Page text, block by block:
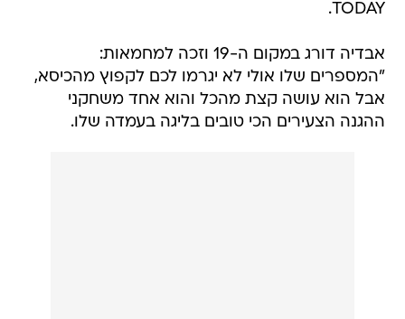
TODAY.
אבדיה דורג במקום ה-19 וזכה למחמאות:
"המספרים שלו אולי לא יגרמו לכם לקפוץ מהכיסא,
אבל הוא עושה קצת מהכל והוא אחד משחקני
ההגנה הצעירים הכי טובים בליגה בעמדה שלו.